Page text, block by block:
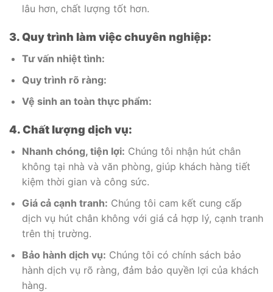
lâu hơn, chất lượng tốt hơn.
3. Quy trình làm việc chuyên nghiệp:
Tư vấn nhiệt tình:
Quy trình rõ ràng:
Vệ sinh an toàn thực phẩm:
4. Chất lượng dịch vụ:
Nhanh chóng, tiện lợi: Chúng tôi nhận hút chân
không tại nhà và văn phòng, giúp khách hàng tiết
kiệm thời gian và công sức.
Giá cả cạnh tranh: Chúng tôi cam kết cung cấp
dịch vụ hút chân không với giá cả hợp lý, cạnh tranh
trên thị trường.
Bảo hành dịch vụ: Chúng tôi có chính sách bảo
hành dịch vụ rõ ràng, đảm bảo quyền lợi của khách
hàng.